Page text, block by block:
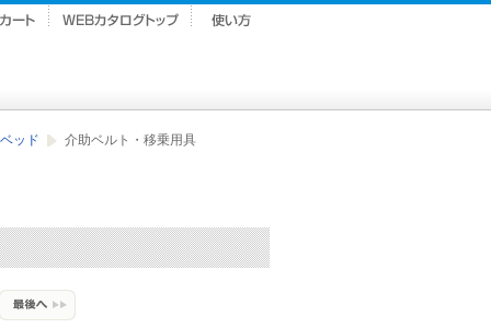
ベッド 介助ベルト・移乗用具